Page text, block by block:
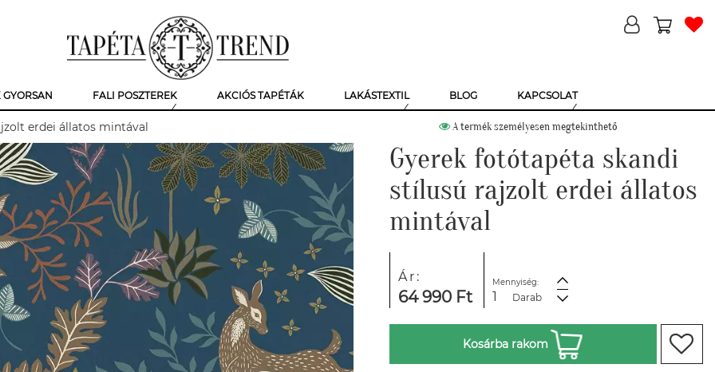
FALI POSZTEREK AKCIÓS TAPÉTÁK LAKÁSTEXTIL BLOG KAPCSOLAT
erdei állatos mintával A termék személyesen megtekinthető
Gyerek fotótapéta skandi
stílusú rajzolt erdei állatos
mintával
Ár:
64 990 Ft
Mennyiség:
Darab
Kosárba rakom